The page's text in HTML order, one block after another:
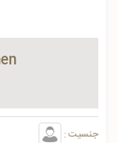
جنسیت :